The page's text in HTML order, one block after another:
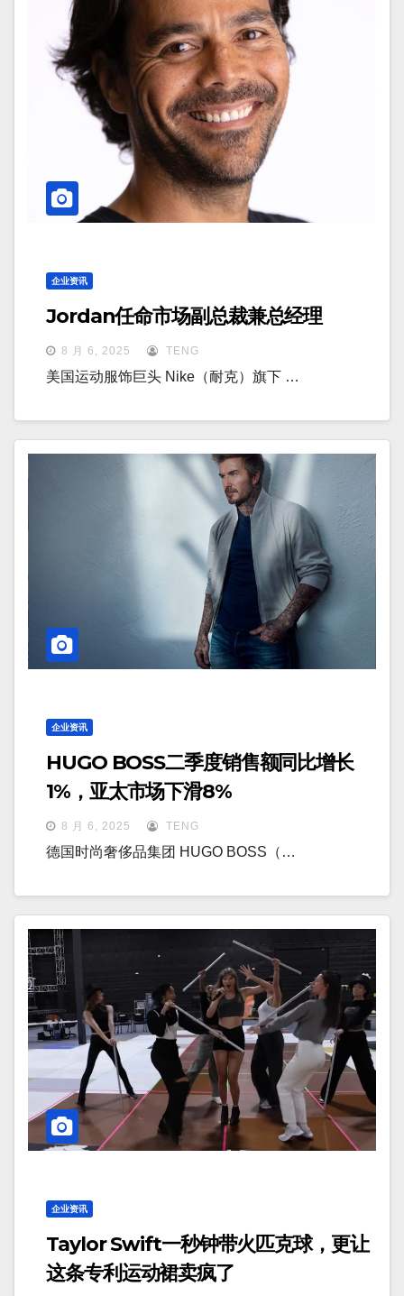
企业资讯
Jordan任命市场副总裁兼总经理
8 月 6, 2025 TENG
美国运动服饰巨头 Nike（耐克）旗下 …
企业资讯
HUGO BOSS二季度销售额同比增长
1%，亚太市场下滑8%
8 月 6, 2025 TENG
德国时尚奢侈品集团 HUGO BOSS（…
企业资讯
Taylor Swift一秒钟带火匹克球，更让
这条专利运动裙卖疯了